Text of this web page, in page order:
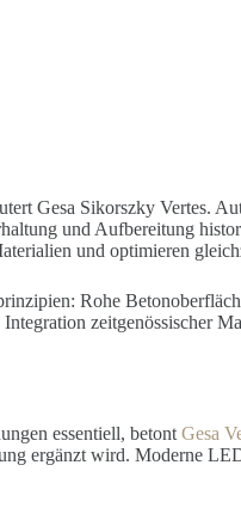
Gesa Sikorszky Vertes.
und Aufbereitung
und optimieren
Rohe
zeitgenössischer
essentiell, betont Gesa
ergänzt wird. Moderne